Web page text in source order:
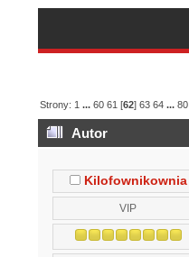
Strony: 1 ...60 61 [62]63 64 ...80
Autor
Kilofownikownia
VIP